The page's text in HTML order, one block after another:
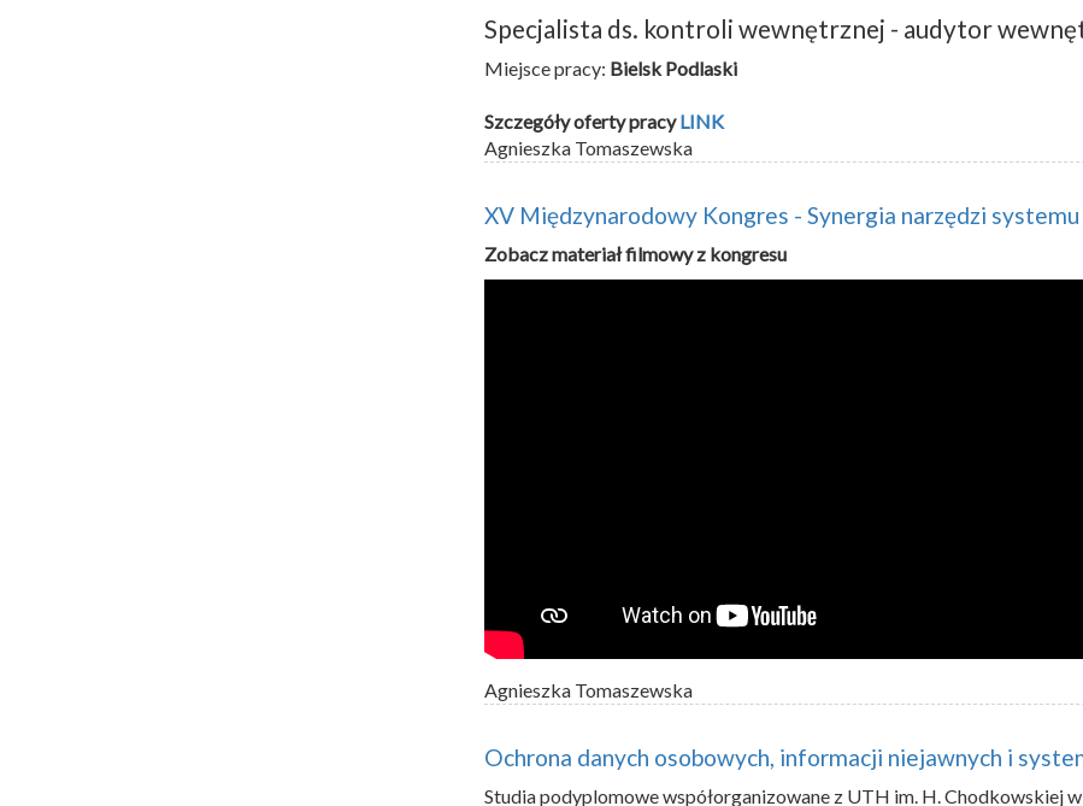
Specjalista ds. kontroli wewnętrznej - audytor
Miejsce pracy: Bielsk Podlaski
Szczegóły oferty pracyLINK
Agnieszka Tomaszewska
XV Międzynarodowy Kongres - Synergia narzędzi
Zobacz materiał filmowy z kongresu
Agnieszka Tomaszewska
Ochrona danych osobowych, informacji niejawnych i
Studia podyplomowe współorganizowane z UTH im. H. Chodkowskiej